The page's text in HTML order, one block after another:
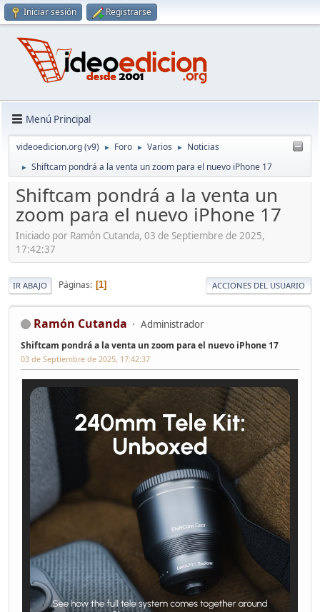
Iniciar sesión Registrarse
Menú Principal
videoedicion.org (v9) ► Foro ► Varios ► Noticias
► Shiftcam pondrá a la venta un zoom para el nuevo iPhone 17
Shiftcam pondrá a la venta un
zoom para el nuevo iPhone 17
Iniciado por Ramón Cutanda, 03 de Septiembre de 2025,
17:42:37
IR ABAJO Páginas 1 ACCIONES DEL USUARIO
Ramón Cutanda Administrador
Shiftcam pondrá a la venta un zoom para el nuevo iPhone 17
03 de Septiembre de 2025, 17:42:37